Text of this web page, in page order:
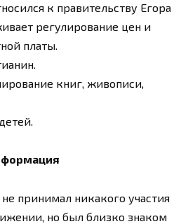
к правительству Егора
регулирование цен и
платы.
книг, живописи,
принимал никакого участия
но был близко знаком